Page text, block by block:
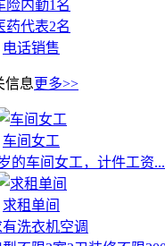
险内勤1名
药代表2名
电话销售
信息更多>>
车间女工
的车间女工，计件工资...
求租单间
洗衣机空调